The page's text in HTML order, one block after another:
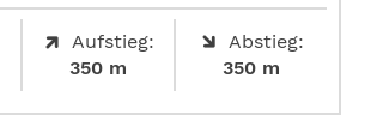
Aufstieg:
350 m
Abstieg:
350 m